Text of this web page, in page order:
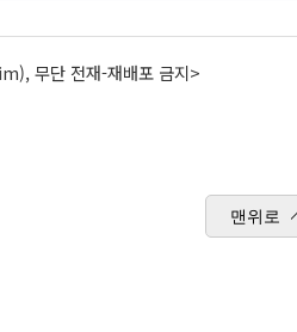
무단 전재-재배포 금지>
맨위로